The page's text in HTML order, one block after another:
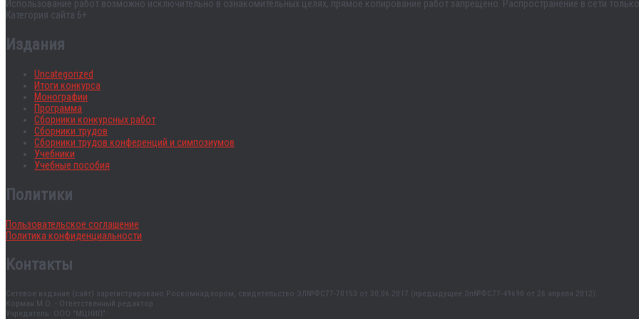
Использование работ возможно исключительно в ознакомительных целях, прямое копирование работ запрещено. Распространение в сети
Категория сайта 6+
Издания
Uncategorized
Итоги конкурса
Монографии
Программа
Сборники конкурсных работ
Сборники трудов
Сборники трудов конференций и симпозиумов
Учебники
Учебные пособия
Политики
Пользовательское соглашение
Политика конфиденциальности
Контакты
Сетевое издание (сайт) зарегистрировано Роскомнадзором, свидетельство ЭЛ№ФС77-70153 от 30.06.2017 (предыдущее Эл№ФC77-49690 от 26 апреля 2012).
Корман М.О. - Ответственный редактор
Учредитель: ООО "МЦНИП"